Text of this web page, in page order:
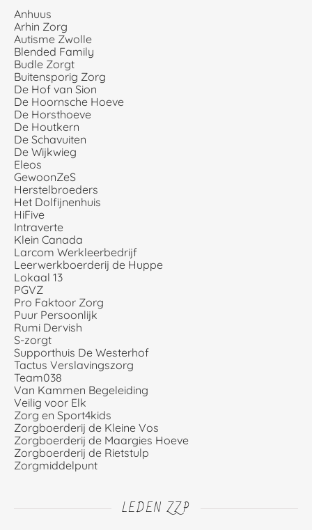
Anhuus
Arhin Zorg
Autisme Zwolle
Blended Family
Budle Zorgt
Buitensporig Zorg
De Hof van Sion
De Hoornsche Hoeve
De Horsthoeve
De Houtkern
De Schavuiten
De Wijkwieg
Eleos
GewoonZeS
Herstelbroeders
Het Dolfijnenhuis
HiFive
Intraverte
Klein Canada
Larcom Werkleerbedrijf
Leerwerkboerderij de Huppe
Lokaal 13
PGVZ
Pro Faktoor Zorg
Puur Persoonlijk
Rumi Dervish
S-zorgt
Supporthuis De Westerhof
Tactus Verslavingszorg
Team038
Van Kammen Begeleiding
Veilig voor Elk
Zorg en Sport4kids
Zorgboerderij de Kleine Vos
Zorgboerderij de Maargies Hoeve
Zorgboerderij de Rietstulp
Zorgmiddelpunt
LEDEN ZZP